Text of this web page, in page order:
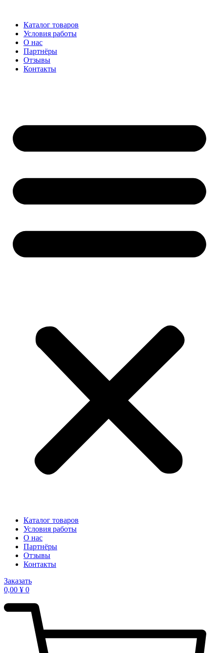
содержимому
Каталог товаров
Условия работы
О нас
Партнёры
Отзывы
Контакты
Каталог товаров
Условия работы
О нас
Партнёры
Отзывы
Контакты
Заказать
0,00 ¥ 0